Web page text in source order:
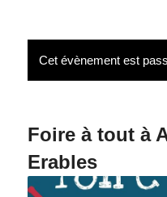
Cet évènement est
Foire à tout à
Erables